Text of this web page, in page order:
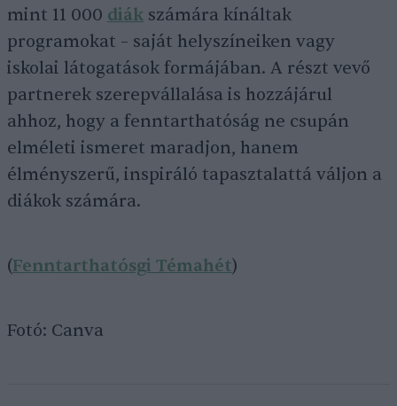
mint 11 000 diák számára kínáltak
programokat – saját helyszíneiken vagy
iskolai látogatások formájában. A részt vevő
partnerek szerepvállalása is hozzájárul
ahhoz, hogy a fenntarthatóság ne csupán
elméleti ismeret maradjon, hanem
élményszerű, inspiráló tapasztalattá váljon a
diákok számára.
(Fenntarthatósgi Témahét)
Fotó: Canva